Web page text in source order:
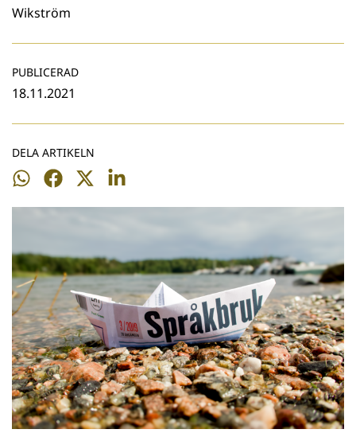
Wikström
PUBLICERAD
18.11.2021
DELA ARTIKELN
Dela
Dela
Dela
Dela